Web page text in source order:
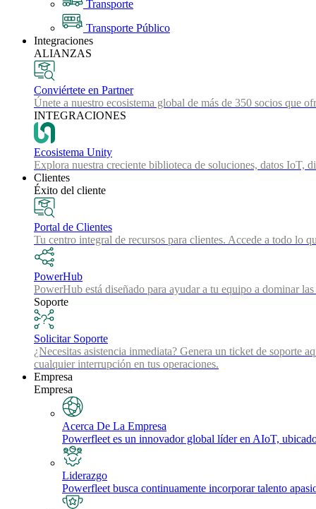
Transporte
Transporte Público
Integraciones
ALIANZAS
Conviértete en Partner
Únete a nuestro ecosistema global de más de 350 socios que
INTEGRACIONES
Ecosistema Unity
Explora nuestra creciente biblioteca de soluciones, datos IoT,
Clientes
Éxito del cliente
Portal de Clientes
Tu centro integral de recursos para clientes. Accede a todo lo
PowerHub
PowerHub está diseñado para ayudar a tu equipo a dominar
Soporte
Solicitar Soporte
¿Necesitas asistencia inmediata? Genera un ticket de soporte
cualquier interrupción en tus operaciones.
Empresa
Empresa
Acerca De La Empresa
Powerfleet es un innovador global líder en AIoT,
Liderazgo
Powerfleet busca continuamente incorporar talento